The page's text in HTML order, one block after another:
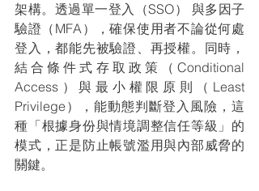
架構。透過單一登入（SSO） 與多因子
驗證（MFA），確保使用者不論從何處
登入，都能先被驗證、再授權。同時，
結合條件式存取政策（Conditional
Access）與最小權限原則（Least
Privilege），能動態判斷登入風險，這
種「根據身份與情境調整信任等級」的
模式，正是防止帳號濫用與內部威脅的
關鍵。